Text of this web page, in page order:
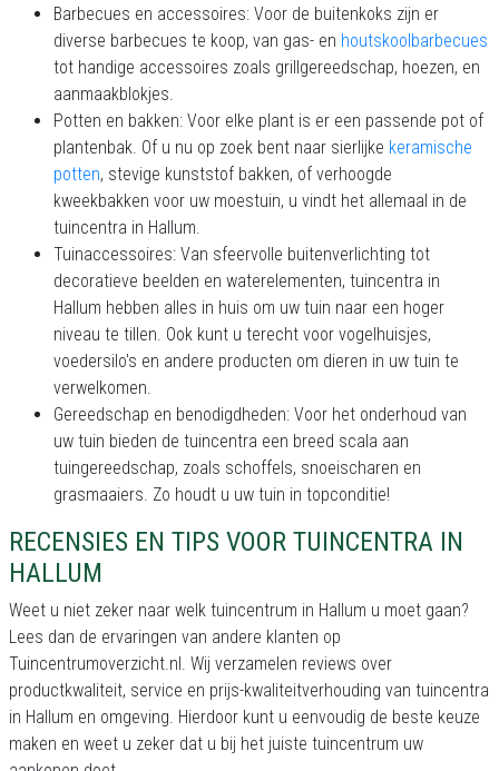
Barbecues en accessoires: Voor de buitenkoks zijn er
diverse barbecues te koop, van gas- en houtskoolbarbecues
tot handige accessoires zoals grillgereedschap, hoezen, en
aanmaakblokjes.
Potten en bakken: Voor elke plant is er een passende pot of
plantenbak. Of u nu op zoek bent naar sierlijke keramische
potten, stevige kunststof bakken, of verhoogde
kweekbakken voor uw moestuin, u vindt het allemaal in de
tuincentra in Hallum.
Tuinaccessoires: Van sfeervolle buitenverlichting tot
decoratieve beelden en waterelementen, tuincentra in
Hallum hebben alles in huis om uw tuin naar een hoger
niveau te tillen. Ook kunt u terecht voor vogelhuisjes,
voedersilo's en andere producten om dieren in uw tuin te
verwelkomen.
Gereedschap en benodigdheden: Voor het onderhoud van
uw tuin bieden de tuincentra een breed scala aan
tuingereedschap, zoals schoffels, snoeischaren en
grasmaaiers. Zo houdt u uw tuin in topconditie!
RECENSIES EN TIPS VOOR TUINCENTRA IN
HALLUM
Weet u niet zeker naar welk tuincentrum in Hallum u moet gaan?
Lees dan de ervaringen van andere klanten op
Tuincentrumoverzicht.nl. Wij verzamelen reviews over
productkwaliteit, service en prijs-kwaliteitverhouding van tuincentra
in Hallum en omgeving. Hierdoor kunt u eenvoudig de beste keuze
maken en weet u zeker dat u bij het juiste tuincentrum uw